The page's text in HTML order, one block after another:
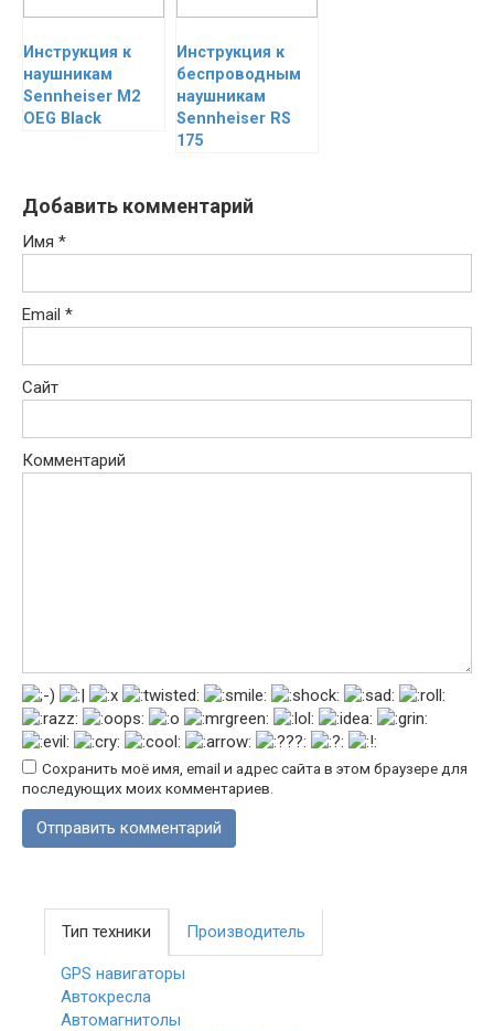
Инструкция к
наушникам
Sennheiser M2
OEG Black
Инструкция к
беспроводным
наушникам
Sennheiser RS
175
Добавить комментарий
Имя *
Email *
Сайт
Комментарий
Сохранить моё имя, email и адрес сайта в этом браузере для
последующих моих комментариев.
Тип техники Производитель
GPS навигаторы
Автокресла
Автомагнитолы